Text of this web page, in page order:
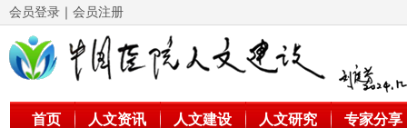
会员登录 ｜ 会员注册
首页 人文资讯 人文建设 人文研究 专家分享